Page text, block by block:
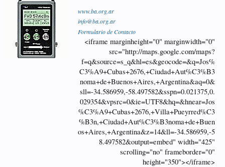
www.ba.org.ar
info@ba.org.ar
Formulario de Contacto
<iframe marginheight="0" marginwidth="0"
src="http://maps.google.com/maps?
f=q&source=s_q&hl=es&geocode=&q=Jos%
C3%A9+Cubas+2676,+Ciudad+Aut%C3%B3
noma+de+Buenos+Aires,+Argentina&aq=0&
sll=-34.586959,-58.497582&sspn=0.021375,0.
029354&vpsrc=0&ie=UTF8&hq=&hnear=Jos
%C3%A9+Cubas+2676,+Villa+Pueyrred%C3
%B3n,+Ciudad+Aut%C3%B3noma+de+Buen
os+Aires,+Argentina&z=14&ll=-34.586959,-5
8.497582&output=embed" width="425"
scrolling="no" frameborder="0"
height="350"></iframe>